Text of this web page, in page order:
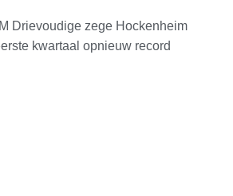
Drievoudige zege Hockenheim
kwartaal opnieuw record